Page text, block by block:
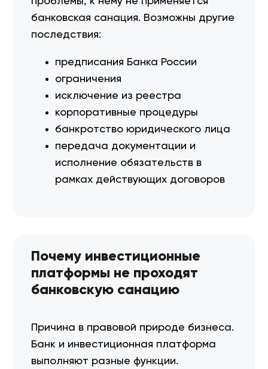
банковская санация. Возможны другие
последствия:
предписания Банка России
ограничения
исключение из реестра
корпоративные процедуры
банкротство юридического лица
передача документации и
исполнение обязательств в
рамках действующих договоров
Почему инвестиционные
платформы не проходят
банковскую санацию
Причина в правовой природе бизнеса.
Банк и инвестиционная платформа
выполняют разные функции.